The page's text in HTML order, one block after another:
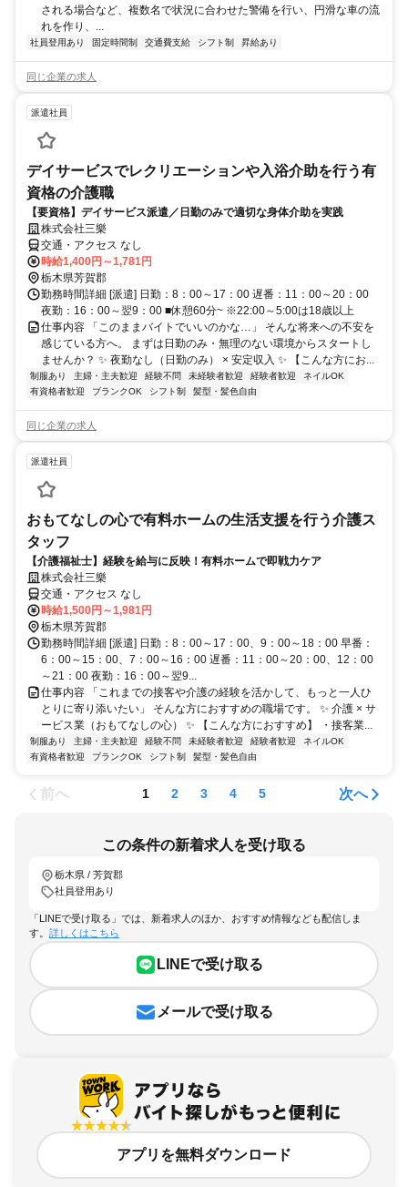
される場合など、複数名で状況に合わせた警備を行い、円滑な車の流
れを作り、...
社員登用あり 固定時間制 交通費支給 シフト制 昇給あり
同じ企業の求人
派遣社員
デイサービスでレクリエーションや入浴介助を行う有
資格の介護職
【要資格】デイサービス派遣／日勤のみで適切な身体介助を実践
株式会社三樂
交通・アクセス なし
時給1,400円～1,781円
栃木県芳賀郡
勤務時間詳細 [派遣] 日勤：8：00～17：00 遅番：11：00～20：00
夜勤：16：00～翌9：00 ■休憩60分~ ※22:00～5:00は18歳以上
仕事内容 「このままバイトでいいのかな…」 そんな将来への不安を
感じている方へ。 まずは日勤のみ・無理のない環境からスタートし
ませんか？ ✨ 夜勤なし（日勤のみ） × 安定収入 ✨ 【こんな方にお...
制服あり 主婦・主夫歓迎 経験不問 未経験者歓迎 経験者歓迎
ネイルOK
有資格者歓迎
ブランクOK シフト制 髪型・髪色自由
同じ企業の求人
派遣社員
おもてなしの心で有料ホームの生活支援を行う介護ス
タッフ
【介護福祉士】経験を給与に反映！有料ホームで即戦力ケア
株式会社三樂
交通・アクセス なし
時給1,500円～1,981円
栃木県芳賀郡
勤務時間詳細 [派遣] 日勤：8：00～17：00、9：00～18：00 早番：
6：00～15：00、7：00～16：00 遅番：11：00～20：00、12：00
～21：00 夜勤：16：00～翌9...
仕事内容 「これまでの接客や介護の経験を活かして、もっと一人ひ
とりに寄り添いたい」 そんな方におすすめの職場です。 ✨ 介護 × サ
ービス業（おもてなしの心） ✨ 【こんな方におすすめ】 ・接客業...
制服あり 主婦・主夫歓迎 経験不問 未経験者歓迎 経験者歓迎
ネイルOK
有資格者歓迎
ブランクOK シフト制 髪型・髪色自由
前へ 1 2 3 4 5 次へ
この条件の新着求人を受け取る
栃木県 / 芳賀郡
社員登用あり
「LINEで受け取る」では、新着求人のほか、おすすめ情報なども配信しま
す。 詳しくはこちら
LINEで受け取る
メールで受け取る
アプリを無料ダウンロード